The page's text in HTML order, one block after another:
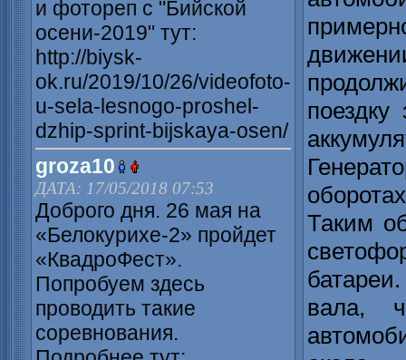
и фотореп с "Бийской
осени-2019" тут:
http://biysk-
ok.ru/2019/10/26/videofoto-
u-sela-lesnogo-proshel-
dzhip-sprint-bijskaya-osen/
groza10
ДАТА: 17/05/2018 07:53
Доброго дня. 26 мая на
«Белокурихе-2» пройдет
«КвадроФест».
Попробуем здесь
проводить такие
соревнования.
поездку
Таким
вала,